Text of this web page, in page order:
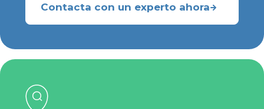
Contacta con un experto ahora